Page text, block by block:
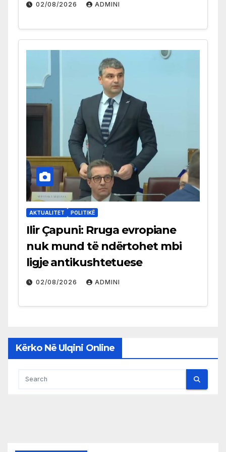
02/08/2026 ADMINI
AKTUALITET POLITIKË
Ilir Çapuni: Rruga evropiane
nuk mund të ndërtohet mbi
ligje antikushtetuese
02/08/2026 ADMINI
Kërko Në Ulqini Online